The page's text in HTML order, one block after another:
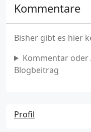
Kommentare
Bisher gibt es hier
Kommentar
Blogbeitrag
Profil